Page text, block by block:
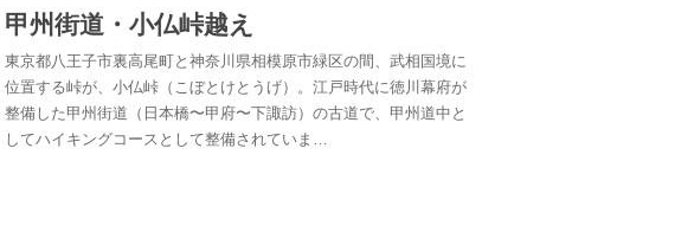
甲州街道・小仏峠越え
東京都八王子市裏高尾町と神奈川県相模原市緑区の間、武相国境に
位置する峠が、小仏峠（こぼとけとうげ）。江戸時代に徳川幕府が
整備した甲州街道（日本橋〜甲府〜下諏訪）の古道で、甲州道中と
してハイキングコースとして整備されていま…